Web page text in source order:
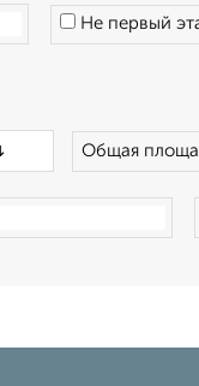
Не первый
Общая